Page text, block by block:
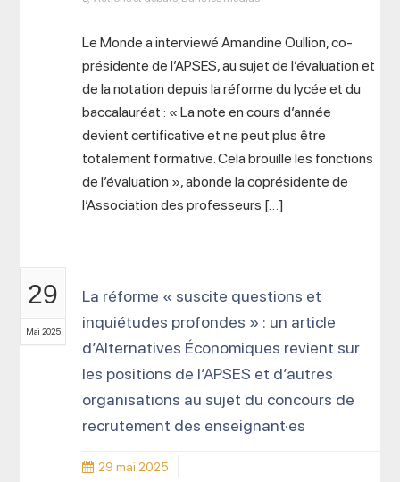
Le Monde a interviewé Amandine Oullion, co-
présidente de l’APSES, au sujet de l’évaluation et
de la notation depuis la réforme du lycée et du
baccalauréat : « La note en cours d’année
devient certificative et ne peut plus être
totalement formative. Cela brouille les fonctions
de l’évaluation », abonde la coprésidente de
l’Association des professeurs […]
29
Mai 2025
La réforme « suscite questions et
inquiétudes profondes » : un article
d’Alternatives Économiques revient sur
les positions de l’APSES et d’autres
organisations au sujet du concours de
recrutement des enseignant·es
29 mai 2025